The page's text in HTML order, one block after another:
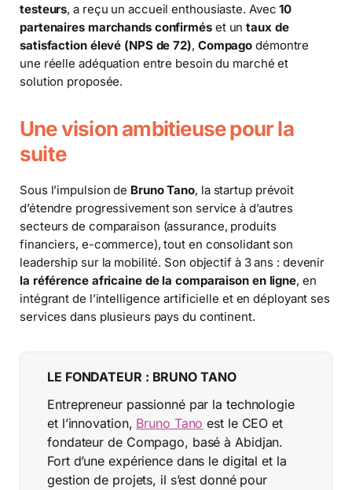
testeurs, a reçu un accueil enthousiaste. Avec10
partenaires marchands confirméset untaux de
satisfaction élevé (NPS de 72), Compago démontre
une réelle adéquation entre besoin du marché et
solution proposée.
Une vision ambitieuse pour la
suite
Sous l’impulsion de Bruno Tano, la startup prévoit
d’étendre progressivement son service à d’autres
secteurs de comparaison (assurance, produits
financiers, e-commerce), tout en consolidant son
leadership sur la mobilité. Son objectif à 3 ans : devenir
la référence africaine de la comparaison en ligne, en
intégrant de l’intelligence artificielle et en déployant ses
services dans plusieurs pays du continent.
LE FONDATEUR : BRUNO TANO
Entrepreneur passionné par la technologie
et l’innovation, Bruno Tano est le CEO et
fondateur de Compago, basé à Abidjan.
Fort d’une expérience dans le digital et la
gestion de projets, il s’est donné pour